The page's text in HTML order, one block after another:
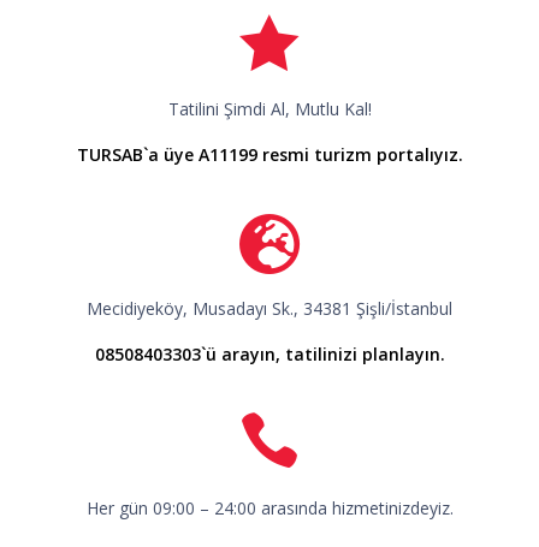
Tatilini Şimdi Al, Mutlu Kal!
TURSAB`a üye A11199 resmi turizm portalıyız.
Mecidiyeköy, Musadayı Sk., 34381 Şişli/İstanbul
08508403303`ü arayın, tatilinizi planlayın.
Her gün 09:00 – 24:00 arasında hizmetinizdeyiz.